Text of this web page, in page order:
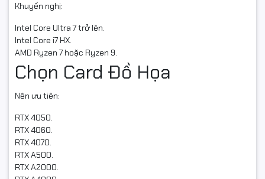
Khuyến nghị:
Intel Core Ultra 7 trở lên.
Intel Core i7 HX.
AMD Ryzen 7 hoặc Ryzen 9.
Chọn Card Đồ Họa
Nên ưu tiên:
RTX 4050.
RTX 4060.
RTX 4070.
RTX A500.
RTX A2000.